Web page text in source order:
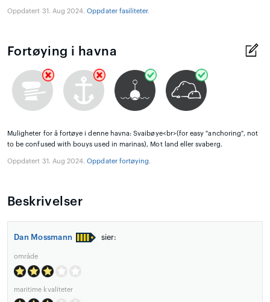
Oppdatert 31. Aug 2024.Oppdater fasiliteter.
Fortøying i havna
Muligheter for å fortøye i denne havna: Svaibøye<br>(for easy "anchoring", not
to be confused with bouys used in marinas), Mot land eller svaberg.
Oppdatert 31. Aug 2024.Oppdater fortøying.
Beskrivelser
Dan Mossmann sier:
område
maritime kvaliteter